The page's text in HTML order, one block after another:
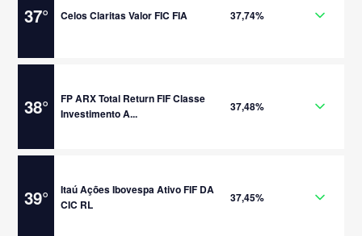
37° Celos Claritas Valor FIC FIA 37,74%
38°
FP ARX Total Return FIF Classe
Investimento A...
37,48%
39°
Itaú Ações Ibovespa Ativo FIF DA
CIC RL
37,45%